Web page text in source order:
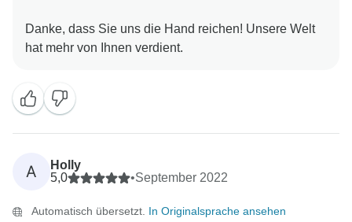
Danke, dass Sie uns die Hand reichen! Unsere Welt
A
Holly
5,0
•September 2022
Automatisch übersetzt. In Originalsprache ansehen